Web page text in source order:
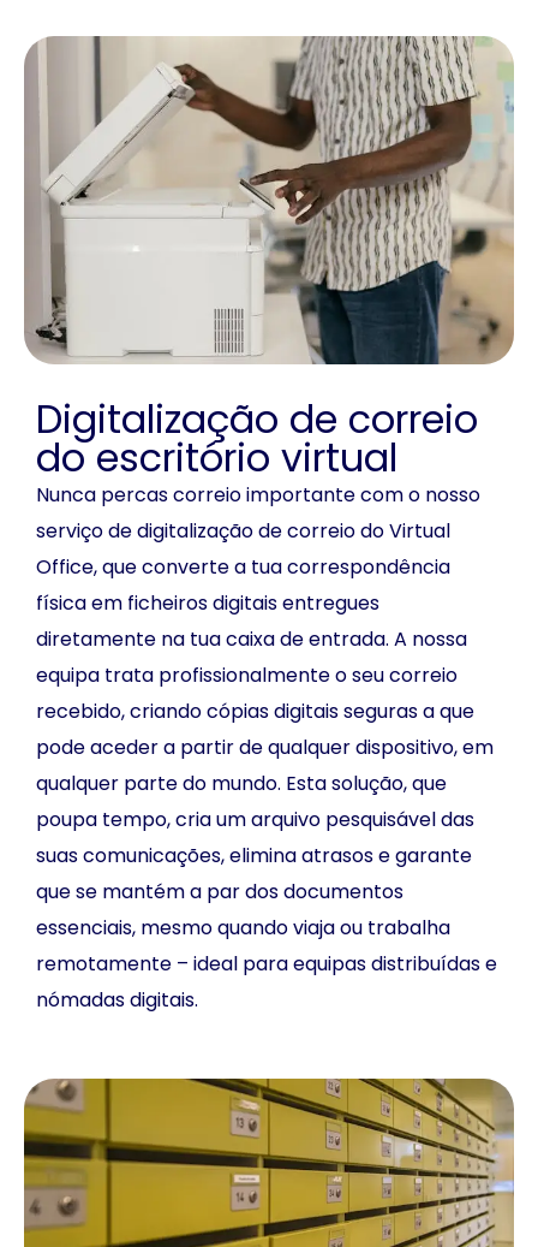
Digitalização de correio
do escritório virtual
Nunca percas correio importante com o nosso
serviço de digitalização de correio do Virtual
Office, que converte a tua correspondência
física em ficheiros digitais entregues
diretamente na tua caixa de entrada. A nossa
equipa trata profissionalmente o seu correio
recebido, criando cópias digitais seguras a que
pode aceder a partir de qualquer dispositivo, em
qualquer parte do mundo. Esta solução, que
poupa tempo, cria um arquivo pesquisável das
suas comunicações, elimina atrasos e garante
que se mantém a par dos documentos
essenciais, mesmo quando viaja ou trabalha
remotamente – ideal para equipas distribuídas e
nómadas digitais.